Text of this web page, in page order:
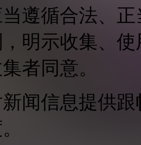
当遵循合法、
明示收集、
者同意。
新闻信息提供